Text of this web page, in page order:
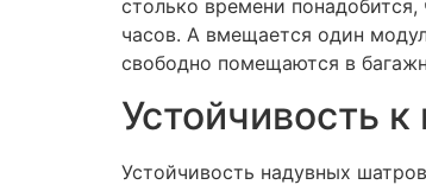
столько времени
часов. А вмещается один
свободно помещаются в
Устойчивость к
Устойчивость надувных